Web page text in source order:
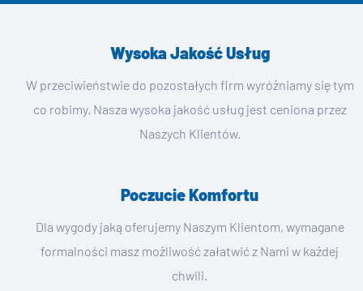
Wysoka Jakość Usług
W przeciwieństwie do pozostałych firm wyróżniamy się tym
co robimy. Nasza wysoka jakość usług jest ceniona przez
Naszych Klientów.
Poczucie Komfortu
Dla wygody jaką oferujemy Naszym Klientom, wymagane
formalności masz możliwość załatwić z Nami w każdej
chwili.